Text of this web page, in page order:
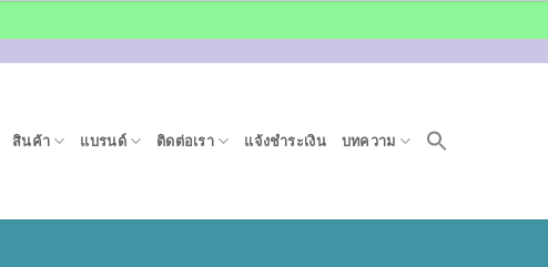
สินค้า แบรนด์ ติดต่อเรา แจ้งชำระเงิน บทความ